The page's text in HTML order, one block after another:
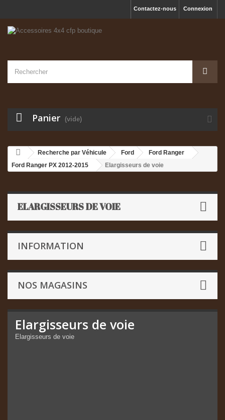
Connexion
Contactez-nous
Panier (vide)
Recherche par Véhicule Ford
Ford Ranger
Ford Ranger PX 2012-2015
Elargisseurs de voie
ELARGISSEURS DE VOIE
INFORMATION
NOS MAGASINS
Elargisseurs de voie
Elargisseurs de voie